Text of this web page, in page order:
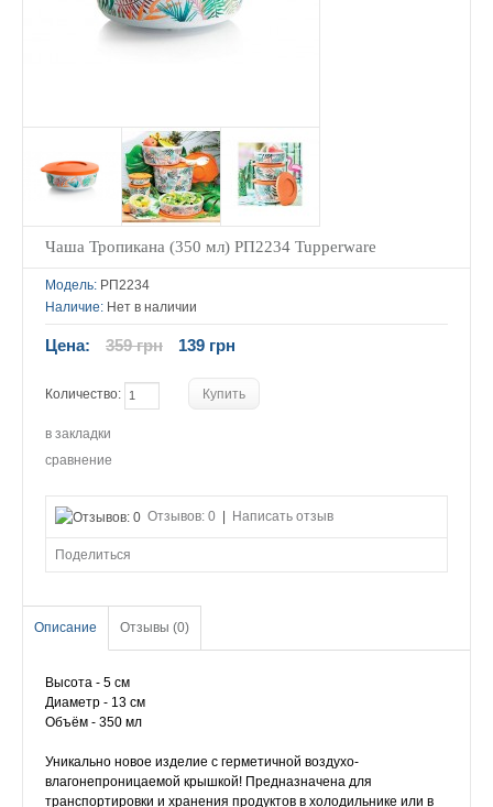
Чаша Тропикана (350 мл) РП2234 Tupperware
Модель: РП2234
Наличие: Нет в наличии
Цена: 359 грн 139 грн
Количество:
в закладки
сравнение
Отзывов: 0 Написать отзыв
Поделиться
Описание Отзывы (0)
Высота - 5 см
Диаметр - 13 см
Объём - 350 мл
Уникально новое изделие с герметичной воздухо-
влагонепроницаемой крышкой! Предназначена для
транспортировки и хранения продуктов в холодильнике или в